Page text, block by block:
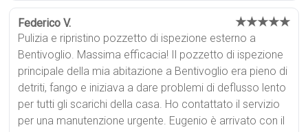
Federico V. ★★★★★
Pulizia e ripristino pozzetto di ispezione esterno a
Bentivoglio. Massima efficacia! Il pozzetto di ispezione
principale della mia abitazione a Bentivoglio era pieno di
detriti, fango e iniziava a dare problemi di deflusso lento
per tutti gli scarichi della casa. Ho contattato il servizio
per una manutenzione urgente. Eugenio è arrivato con il